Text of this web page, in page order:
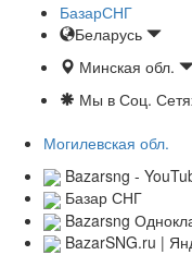
БазарСНГ
Беларусь
Минская обл.
Мы в Соц.
Могилевская обл.
Bazarsng -
Базар СНГ
Bazarsng
BazarSNG.ru |